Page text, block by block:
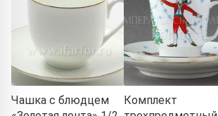
Чашка с блюдцем
Комплект